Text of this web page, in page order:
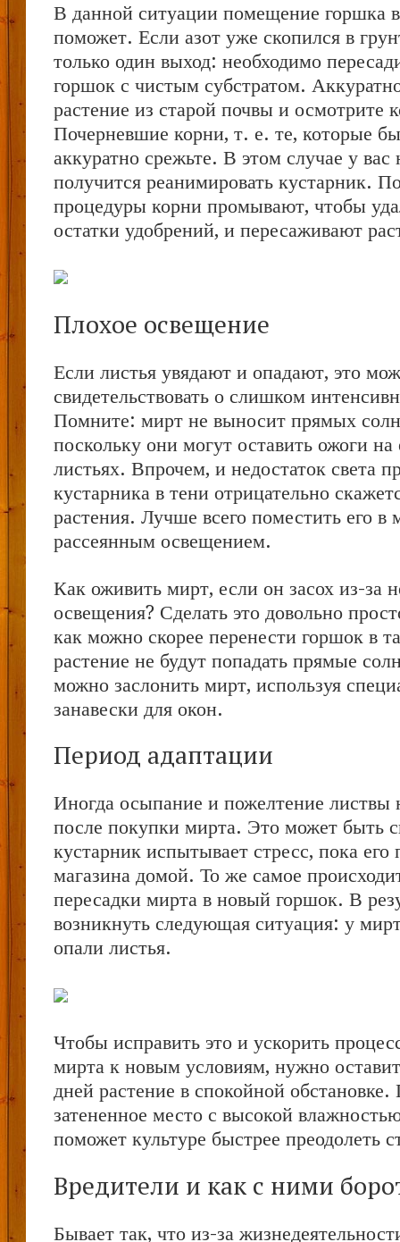
В данной ситуации помещение горшка
поможет. Если азот уже скопился в
только один выход: необходимо
горшок с чистым субстратом.
растение из старой почвы и осмотрите
Почерневшие корни, т. е. те, которые
аккуратно срежьте. В этом случае у вас
получится реанимировать кустарник.
процедуры корни промывают, чтобы
остатки удобрений, и пересаживают
Плохое освещение
Если листья увядают и опадают, это
свидетельствовать о слишком
Помните: мирт не выносит прямых
поскольку они могут оставить ожоги
листьях. Впрочем, и недостаток света
кустарника в тени отрицательно
растения. Лучше всего поместить его в
рассеянным освещением.
Как оживить мирт, если он засох из-за
освещения? Сделать это довольно
как можно скорее перенести горшок в
растение не будут попадать прямые
можно заслонить мирт, используя
занавески для окон.
Период адаптации
Иногда осыпание и пожелтение листвы
после покупки мирта. Это может быть
кустарник испытывает стресс, пока его
магазина домой. То же самое
пересадки мирта в новый горшок. В
возникнуть следующая ситуация: у
опали листья.
Чтобы исправить это и ускорить
мирта к новым условиям, нужно
дней растение в спокойной обстановке.
затененное место с высокой
поможет культуре быстрее преодолеть
Вредители и как с ними
Бывает так, что из-за